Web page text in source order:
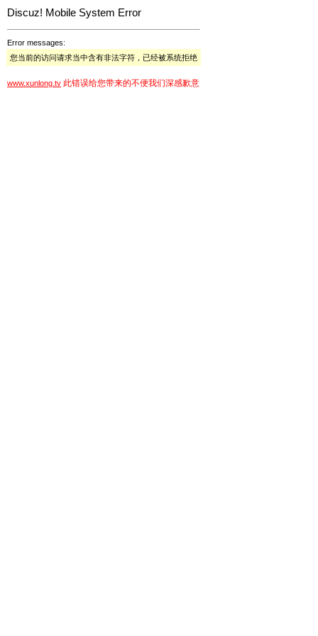
Discuz! Mobile System Error
Error messages:
您当前的访问请求当中含有非法字符，已经被系统拒绝
www.xunlong.tv 此错误给您带来的不便我们深感歉意